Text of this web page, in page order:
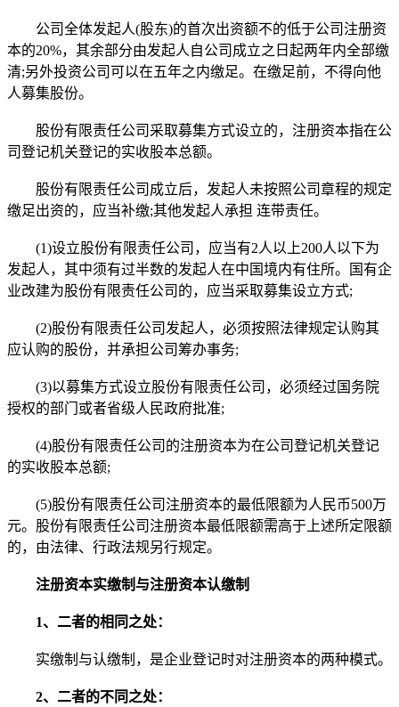
公司全体发起人(股东)的首次出资额不的低于公司注册资
本的20%，其余部分由发起人自公司成立之日起两年内全部缴
清;另外投资公司可以在五年之内缴足。在缴足前，不得向他
人募集股份。
股份有限责任公司采取募集方式设立的，注册资本指在公
司登记机关登记的实收股本总额。
股份有限责任公司成立后，发起人未按照公司章程的规定
缴足出资的，应当补缴;其他发起人承担 连带责任。
(1)设立股份有限责任公司，应当有2人以上200人以下为
发起人，其中须有过半数的发起人在中国境内有住所。国有企
业改建为股份有限责任公司的，应当采取募集设立方式;
(2)股份有限责任公司发起人，必须按照法律规定认购其
应认购的股份，并承担公司筹办事务;
(3)以募集方式设立股份有限责任公司，必须经过国务院
授权的部门或者省级人民政府批准;
(4)股份有限责任公司的注册资本为在公司登记机关登记
的实收股本总额;
(5)股份有限责任公司注册资本的最低限额为人民币500万
元。股份有限责任公司注册资本最低限额需高于上述所定限额
的，由法律、行政法规另行规定。
注册资本实缴制与注册资本认缴制
1、二者的相同之处：
实缴制与认缴制，是企业登记时对注册资本的两种模式。
2、二者的不同之处：